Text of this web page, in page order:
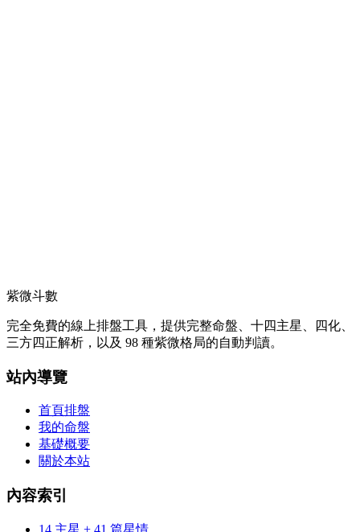
紫微斗數
完全免費的線上排盤工具，提供完整命盤、十四主星、四化、
三方四正解析，以及 98 種紫微格局的自動判讀。
站內導覽
首頁排盤
我的命盤
基礎概要
關於本站
內容索引
14 主星 + 41 篇星情